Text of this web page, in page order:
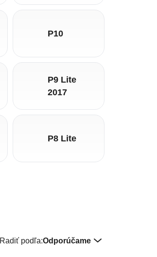
P10
P9 Lite
2017
P8 Lite
Radiť podľa:Odporúčame